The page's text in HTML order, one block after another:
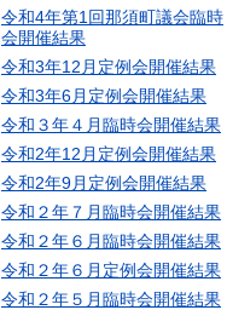
令和4年第1回那須町議会臨時
会開催結果
令和3年12月定例会開催結果
令和3年6月定例会開催結果
令和３年４月臨時会開催結果
令和2年12月定例会開催結果
令和2年9月定例会開催結果
令和２年７月臨時会開催結果
令和２年６月臨時会開催結果
令和２年６月定例会開催結果
令和２年５月臨時会開催結果